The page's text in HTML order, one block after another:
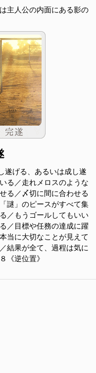
主人公の内面にある影の
遂げる、あるいは成し遂
る／走れメロスのような
る／〆切に間に合わせる
謎」のピースがすべて集
／もうゴールしてもいい
／目標や任務の達成に躍
当に大切なことが見えて
結果が全て、過程は気に
《逆位置》